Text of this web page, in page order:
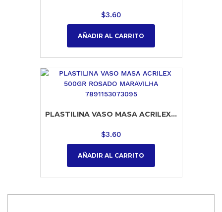
$3.60
AÑADIR AL CARRITO
PLASTILINA VASO MASA ACRILEX...
$3.60
AÑADIR AL CARRITO